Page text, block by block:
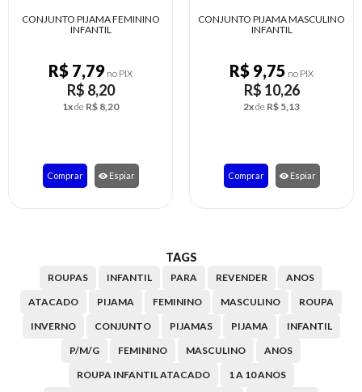
CONJUNTO PIJAMA MASCULINO
INFANTIL
R$ 9,75no PIX
R$ 10,26
2xdeR$ 5,13
Comprar Espiar
PIJAMA MASCULINO SHORT
ALGODÃO
R$ 9,69no PIX
R$ 10,20
2xdeR$ 5,10
Comprar Espiar
TAGS
ROUPAS INFANTIL PARA REVENDER
ANOS
ATACADO
PIJAMA FEMININO MASCULINO
ROUPA
INVERNO
CONJUNTO PIJAMAS PIJAMA
INFANTIL
P/M/G
FEMININO MASCULINO
ANOS
ROUPA INFANTIL ATACADO
1 A 10 ANOS